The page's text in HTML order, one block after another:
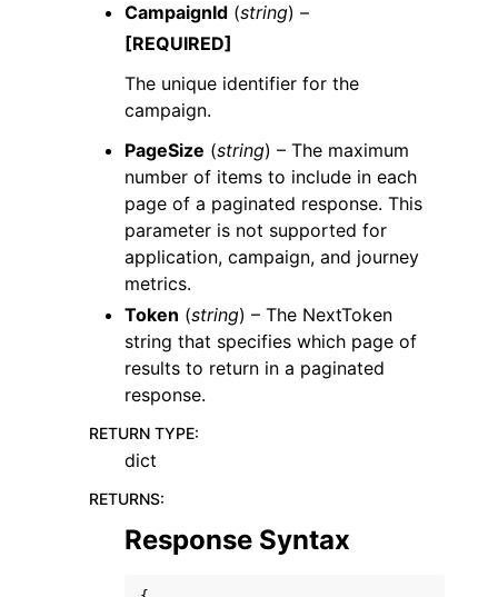
CampaignId (string) –
[REQUIRED]
The unique identifier for the
campaign.
PageSize (string) – The maximum
number of items to include in each
page of a paginated response. This
parameter is not supported for
application, campaign, and journey
metrics.
Token (string) – The NextToken
string that specifies which page of
results to return in a paginated
response.
RETURN TYPE:
dict
RETURNS:
Response Syntax